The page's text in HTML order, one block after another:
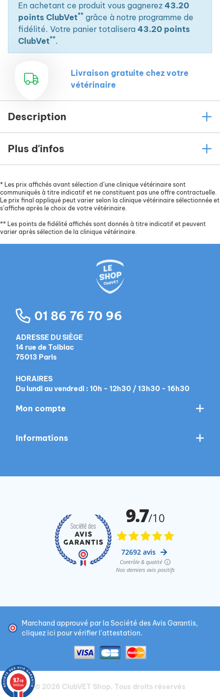
En achetant ce produit vous gagnerez 43.20
points ClubVet** grâce à notre programme de
fidélité. Votre panier totalisera 43.20 points
ClubVet**.
Livraison gratuite chez votre
vétérinaire
Description
Plus d'infos
* Les prix affichés avant sélection d’une clinique vétérinaire sont
communiqués à titre indicatif et ne constituent pas une offre contractuelle.
Le prix final appliqué peut varier selon la clinique vétérinaire sélectionnée et
s’affiche après le choix de votre vétérinaire.
** Les points de fidélité affichés sont donnés à titre indicatif et peuvent
varier après sélection de la clinique vétérinaire.
01 86 76 70 96
ADRESSE DU SIÈGE
14 rue de Tolbiac
75013 Paris
HORAIRES
Du lundi au vendredi : 10h - 12h30 / 13h30 - 16h30
Mon compte
Informations
Marchand approuvé par la Société des Avis Garantis,
cliquez ici pour vérifier l'attestation.
© 2026 ClubVET Shop. Tous droits réservés
9.7/10
72692 avis